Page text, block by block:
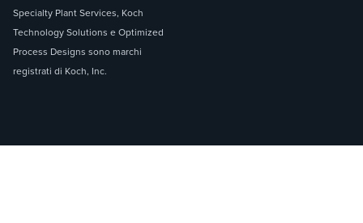
Specialty Plant Services, Koch
Technology Solutions e Optimized
Process Designs sono marchi
registrati di Koch, Inc.